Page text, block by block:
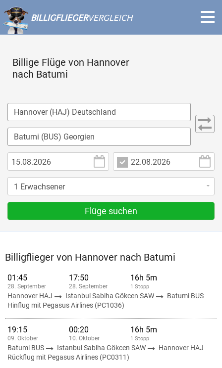
BILLIGFLIEGERVERGLEICH
Billige Flüge von Hannover
nach Batumi
Flüge suchen
Billigflieger von Hannover nach Batumi
01:45
28. September
17:50
28. September
16h 5m
1 Stopp
Hannover HAJ Istanbul Sabiha Gökcen SAW
Batumi BUS
Hinflug mit Pegasus Airlines (PC1036)
19:15
09. Oktober
00:20
10. Oktober
16h 5m
1 Stopp
Batumi BUS Istanbul Sabiha Gökcen SAW
Hannover HAJ
Rückflug mit Pegasus Airlines (PC0311)